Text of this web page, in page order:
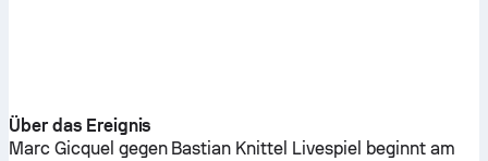
Über das Ereignis
Marc Gicquel gegen Bastian Knittel Livespiel beginnt am